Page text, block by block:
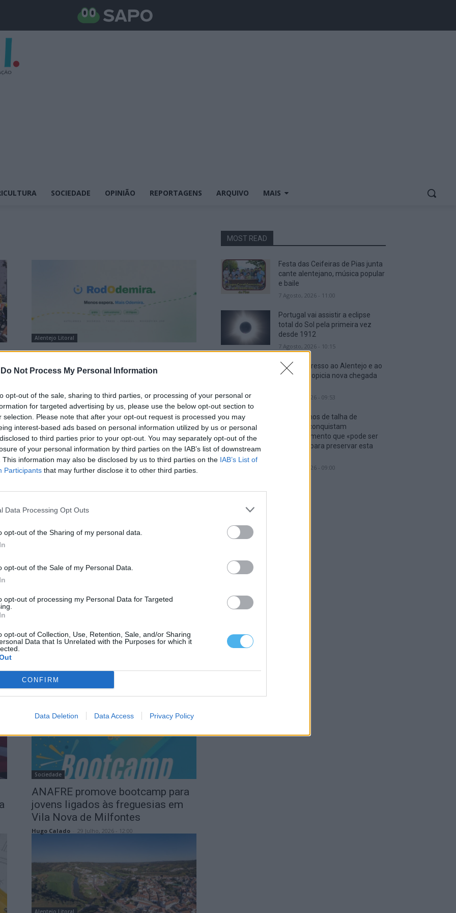
Do Not Process My Personal Information
opt-out of the sale, sharing to third parties, or processing of your personal or
for targeted advertising by us, please use the below opt-out section to
selection. Please note that after your opt-out request is processed you may
interest-based ads based on personal information utilized by us or personal
to third parties prior to your opt-out. You may separately opt-out of the
of your personal information by third parties on the IAB’s list of downstream
This information may also be disclosed by us to third parties on the IAB’s List of
Participants that may further disclose it to other third parties.
Data Processing Opt Outs
opt-out of the Sharing of my personal data.
opt-out of the Sale of my Personal Data.
opt-out of processing my Personal Data for Targeted
opt-out of Collection, Use, Retention, Sale, and/or Sharing
Data that Is Unrelated with the Purposes for which it
CONFIRM
Data Deletion Data Access Privacy Policy
SOCIEDADE OPINIÃO REPORTAGENS ARQUIVO MAIS
Alentejo Litoral
RodOdemira: Há uma plataforma
gratuita que centraliza informação
Luís Diabão - 6 Agosto, 2026 - 12:48
Ambiente
Entidades do Alentejo recebem
738,8 mil euros para projetos em
áreas protegidas
Hugo Calado - 6 Agosto, 2026 - 09:49
AMBILITAL investe mais de 9
infraestruturas para tratar
biorresíduos no Alentejo
Sociedade
ANAFRE promove bootcamp para
jovens ligados às freguesias em
Vila Nova de Milfontes
Hugo Calado 29 Julho, 2026 - 12:00
Alentejo Litoral
MOST READ
Festa das Ceifeiras de Pias junta
cante alentejano, música popular
e baile
7 Agosto, 2026 - 11:00
Portugal vai assistir a eclipse
total do Sol pela primeira vez
desde 1912
7 Agosto, 2026 - 10:15
Volta: Regresso ao Alentejo e ao
Algarve propicia nova chegada
7 Agosto, 2026 - 09:53
Mora: Vinhos de talha de
Cabeção conquistam
reconhecimento que «pode ser
essencial para preservar esta
7 Agosto, 2026 - 09:00